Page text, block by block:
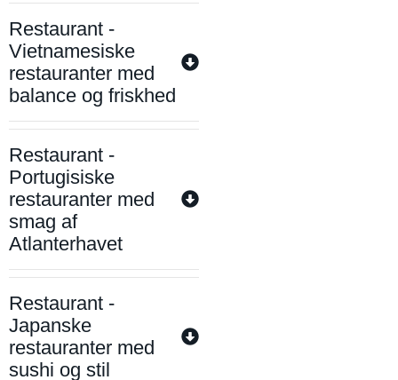
Restaurant -
Vietnamesiske
restauranter med
balance og friskhed
Restaurant -
Portugisiske
restauranter med
smag af
Atlanterhavet
Restaurant -
Japanske
restauranter med
sushi og stil